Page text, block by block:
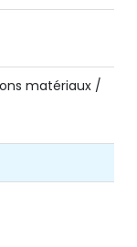
matériaux /